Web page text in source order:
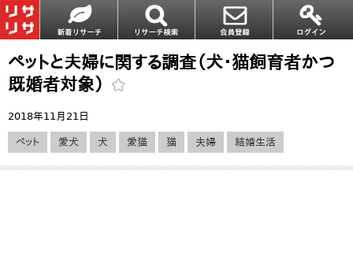
ペットと夫婦に関する調査（犬・猫飼育者かつ
既婚者対象）
2018年11月21日
ペット 愛犬 犬 愛猫 猫 夫婦 結婚生活